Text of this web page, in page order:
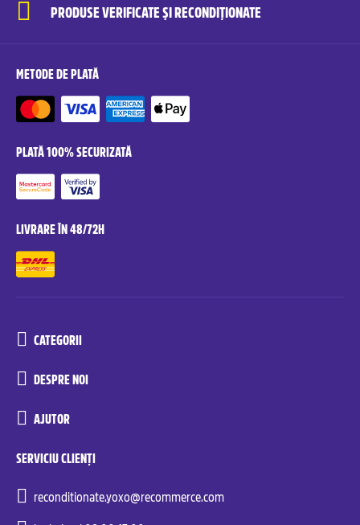
PRODUSE VERIFICATE ȘI RECONDIȚIONATE
METODE DE PLATĂ
PLATĂ 100% SECURIZATĂ
LIVRARE ÎN 48/72H
CATEGORII
DESPRE NOI
AJUTOR
SERVICIU CLIENȚI
reconditionate.yoxo@recommerce.com